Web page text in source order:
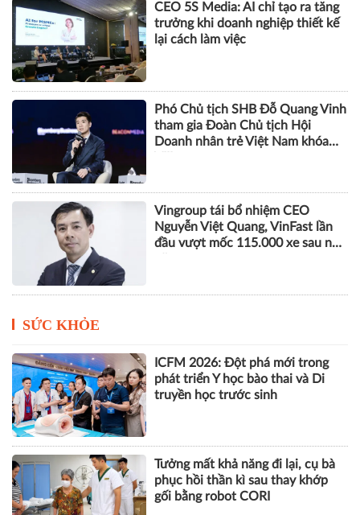
CEO 5S Media: AI chỉ tạo ra tăng
trưởng khi doanh nghiệp thiết kế
lại cách làm việc
Phó Chủ tịch SHB Đỗ Quang Vinh
tham gia Đoàn Chủ tịch Hội
Doanh nhân trẻ Việt Nam khóa
Vingroup tái bổ nhiệm CEO
Nguyễn Việt Quang, VinFast lần
đầu vượt mốc 115.000 xe sau nửa
SỨC KHỎE
ICFM 2026: Đột phá mới trong
phát triển Y học bào thai và Di
truyền học trước sinh
Tưởng mất khả năng đi lại, cụ bà
phục hồi thần kì sau thay khớp
gối bằng robot CORI